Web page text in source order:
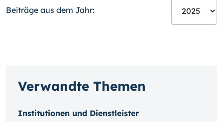
Beiträge aus dem Jahr:
Verwandte Themen
Institutionen und Dienstleister